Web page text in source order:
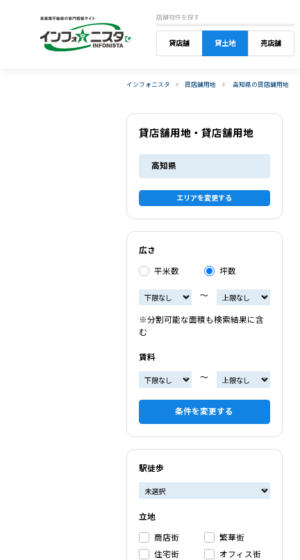
店舗物件を探す
貸店舗 貸土地 売店舗
インフォニスタ 貸店舗用地 高知県の貸店舗用地
貸店舗用地・貸店舗用地
高知県
エリアを変更する
広さ
平米数 坪数
〜
※分割可能な面積も検索結果に含
む
賃料
〜
条件を変更する
駅徒歩
立地
商店街
繁華街
住宅街
オフィス街